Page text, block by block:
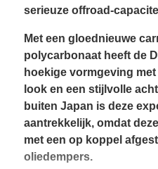
serieuze offroad-
Met een gloednieuwe
polycarbonaat heeft de
hoekige vormgeving
look en een stijlvolle
buiten Japan is deze
aantrekkelijk, omdat
met een op koppel
oliedempers.